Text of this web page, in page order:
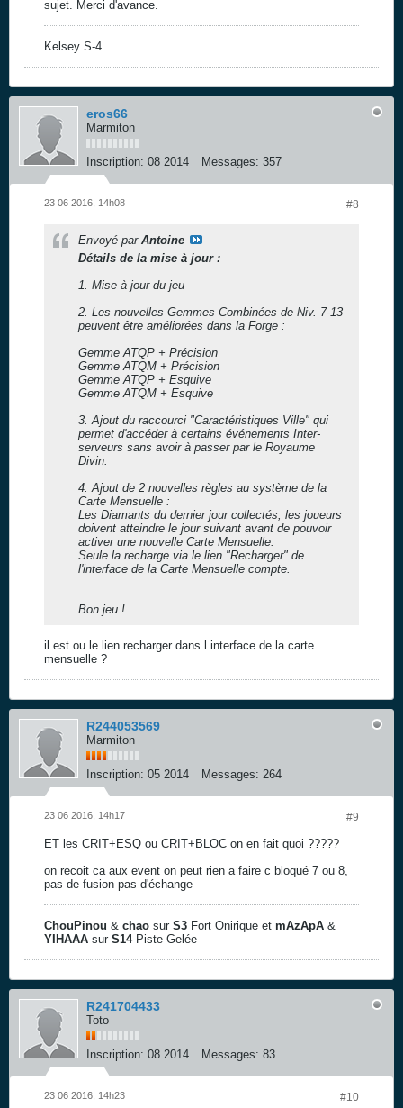
sujet. Merci d'avance.
Kelsey S-4
eros66
Marmiton
Inscription: 08 2014 Messages: 357
#8
23 06 2016, 14h08
Envoyé par Antoine
Détails de la mise à jour :
1. Mise à jour du jeu
2. Les nouvelles Gemmes Combinées de Niv. 7-13
peuvent être améliorées dans la Forge :
Gemme ATQP + Précision
Gemme ATQM + Précision
Gemme ATQP + Esquive
Gemme ATQM + Esquive
3. Ajout du raccourci "Caractéristiques Ville" qui
permet d'accéder à certains événements Inter-
serveurs sans avoir à passer par le Royaume
Divin.
4. Ajout de 2 nouvelles règles au système de la
Carte Mensuelle :
Les Diamants du dernier jour collectés, les joueurs
doivent atteindre le jour suivant avant de pouvoir
activer une nouvelle Carte Mensuelle.
Seule la recharge via le lien "Recharger" de
l'interface de la Carte Mensuelle compte.
Bon jeu !
il est ou le lien recharger dans l interface de la carte
mensuelle ?
R244053569
Marmiton
Inscription: 05 2014 Messages: 264
#9
23 06 2016, 14h17
ET les CRIT+ESQ ou CRIT+BLOC on en fait quoi ?????
on recoit ca aux event on peut rien a faire c bloqué 7 ou 8,
pas de fusion pas d'échange
ChouPinou & chao sur S3 Fort Onirique et mAzApA &
YIHAAA sur S14Piste Gelée
R241704433
Toto
Inscription: 08 2014 Messages: 83
#10
23 06 2016, 14h23